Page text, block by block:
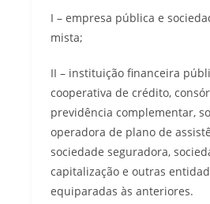
I – empresa pública e
mista;
II – instituição financeira
cooperativa de crédito,
previdência complementar,
operadora de plano de
sociedade seguradora,
capitalização e outras
equiparadas às anteriores.